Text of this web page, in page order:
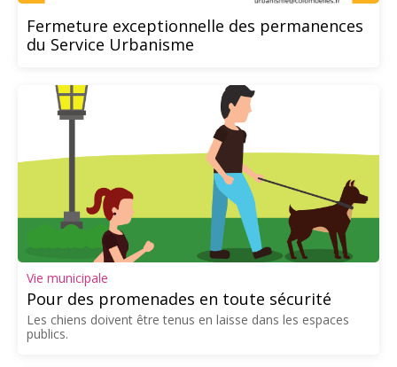
Fermeture exceptionnelle des permanences
du Service Urbanisme
Vie municipale
Pour des promenades en toute sécurité
Les chiens doivent être tenus en laisse dans les espaces
publics.